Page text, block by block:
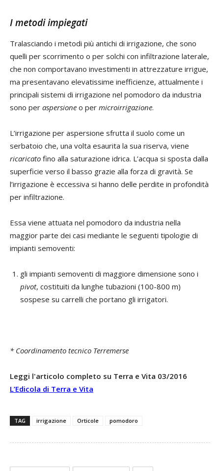
I metodi impiegati
Tralasciando i metodi più antichi di irrigazione, che sono
quelli per scorrimento o per solchi con infiltrazione laterale,
che non comportavano investimenti in attrezzature irrigue,
ma presentavano elevatissime inefficienze, attualmente i
principali sistemi di irrigazione nel pomodoro da industria
sono per aspersione o per microirrigazione.
L’irrigazione per aspersione sfrutta il suolo come un
serbatoio che, una volta esaurita la sua riserva, viene
ricaricato fino alla saturazione idrica. L’acqua si sposta dalla
superficie verso il basso grazie alla forza di gravità. Se
l’irrigazione è eccessiva si hanno delle perdite in profondità
per infiltrazione.
Essa viene attuata nel pomodoro da industria nella
maggior parte dei casi mediante le seguenti tipologie di
impianti semoventi:
gli impianti semoventi di maggiore dimensione sono i
pivot, costituiti da lunghe tubazioni (100-800 m)
sospese su carrelli che portano gli irrigatori.
* Coordinamento tecnico Terremerse
Leggi l'articolo completo su Terra e Vita 03/2016
L’Edicola di Terra e Vita
TAG irrigazione Orticole pomodoro